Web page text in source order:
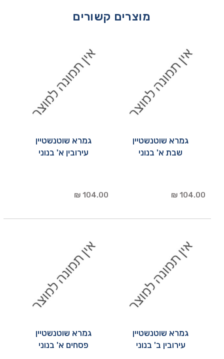
מוצרים קשורים
גמרא שוטנשטיין
שבת א' בנוני
104.00 ₪
גמרא שוטנשטיין
עירובין א' בנוני
104.00 ₪
גמרא שוטנשטיין
עירובין ב' בנוני
גמרא שוטנשטיין
פסחים א' בנוני